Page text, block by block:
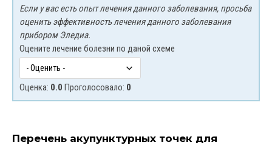
Если у вас есть опыт лечения данного заболевания, просьба
оценить эффективность лечения данного заболевания
прибором Эледиа.
Оцените лечение болезни по даной схеме
Оценка: 0.0 Проголосовало: 0
Перечень акупунктурных точек для